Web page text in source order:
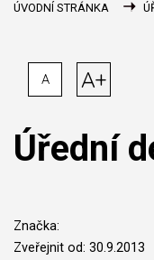
ÚVODNÍ STRÁNKA
A A+
Úřední
Značka:
Zveřejnit od: 30.9.2013